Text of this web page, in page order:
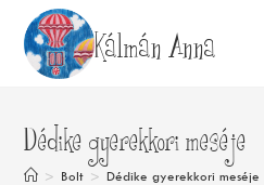
content
Kálmán Anna
Dédike gyerekkori meséje
> Bolt > Dédike gyerekkori meséje